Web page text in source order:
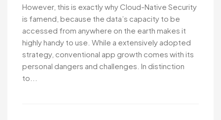
However, this is exactly why Cloud-Native Security
is famend, because the data’s capacity to be
accessed from anywhere on the earth makes it
highly handy to use. While a extensively adopted
strategy, conventional app growth comes with its
personal dangers and challenges. In distinction
to...